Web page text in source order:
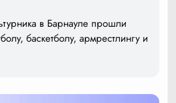
в Барнауле прошли
баскетболу, армрестлингу и